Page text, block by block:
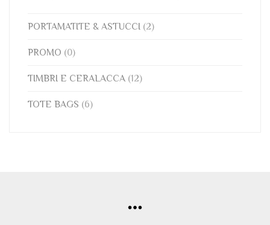
PORTAMATITE & ASTUCCI (2)
PROMO (0)
TIMBRI E CERALACCA (12)
TOTE BAGS (6)